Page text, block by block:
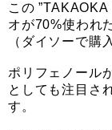
この
オが70%使われ
（ダイソーで購
ポリフェノール
としても注目さ
す。